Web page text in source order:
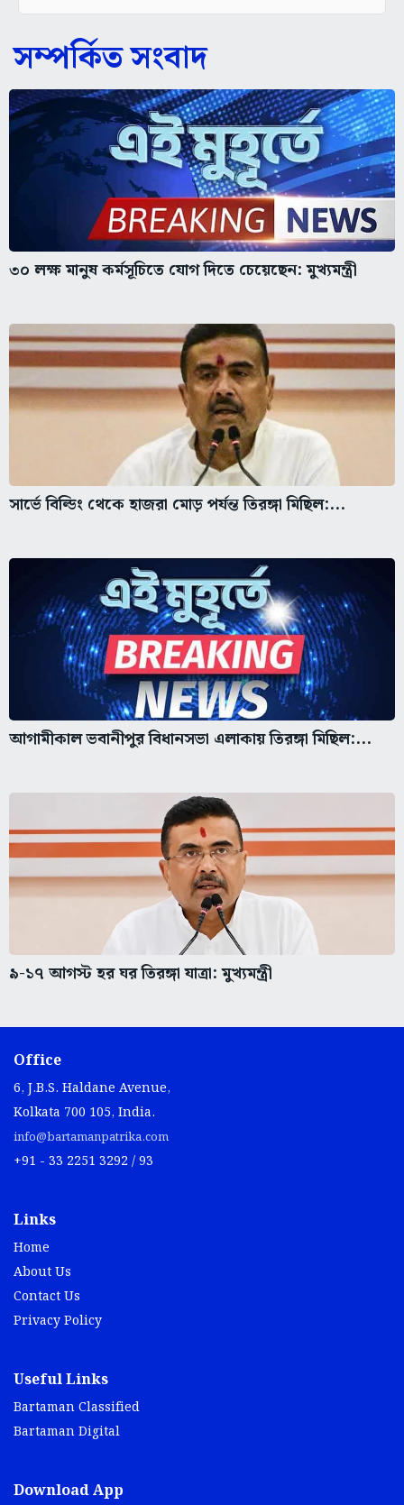
সম্পর্কিত সংবাদ
৩০ লক্ষ মানুষ কর্মসূচিতে যোগ দিতে চেয়েছেন: মুখ্যমন্ত্রী
সার্ভে বিল্ডিং থেকে হাজরা মোড় পর্যন্ত তিরঙ্গা মিছিল:...
আগামীকাল ভবানীপুর বিধানসভা এলাকায় তিরঙ্গা মিছিল:...
৯-১৭ আগস্ট হর ঘর তিরঙ্গা যাত্রা: মুখ্যমন্ত্রী
Office
6, J.B.S. Haldane Avenue,
Kolkata 700 105, India.
info@bartamanpatrika.com
+91 - 33 2251 3292 / 93
Links
Home
About Us
Contact Us
Privacy Policy
Useful Links
Bartaman Classified
Bartaman Digital
Download App